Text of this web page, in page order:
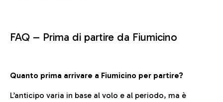
FAQ – Prima di partire da Fiumicino
Quanto prima arrivare a Fiumicino per partire?
L’anticipo varia in base al volo e al periodo, ma è